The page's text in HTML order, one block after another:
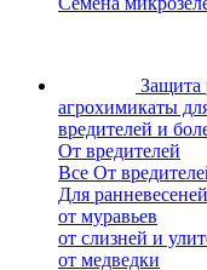
Защита
агрохимикаты
вредителей и
От вредителей
Все От
Для
от муравьев
от слизней и
от медведки